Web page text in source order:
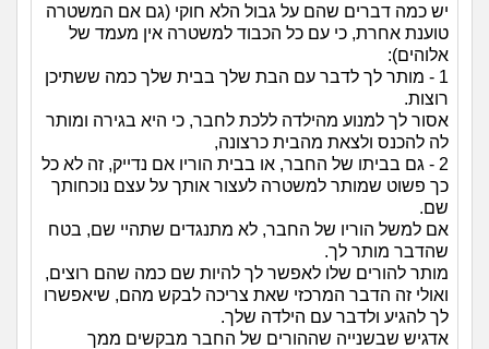
יש כמה דברים שהם על גבול הלא חוקי (גם אם המשטרה
טוענת אחרת, כי עם כל הכבוד למשטרה אין מעמד של
אלוהים):
1 - מותר לך לדבר עם הבת שלך בבית שלך כמה ששתיכן
רוצות.
אסור לך למנוע מהילדה ללכת לחבר, כי היא בגירה ומותר
לה להכנס ולצאת מהבית כרצונה,
2 - גם בביתו של החבר, או בבית הוריו אם נדייק, זה לא כל
כך פשוט שמותר למשטרה לעצור אותך על עצם נוכחותך
שם.
אם למשל הוריו של החבר, לא מתנגדים שתהיי שם, בטח
שהדבר מותר לך.
מותר להורים שלו לאפשר לך להיות שם כמה שהם רוצים,
ואולי זה הדבר המרכזי שאת צריכה לבקש מהם, שיאפשרו
לך להגיע ולדבר עם הילדה שלך.
אדגיש שבשנייה שההורים של החבר מבקשים ממך